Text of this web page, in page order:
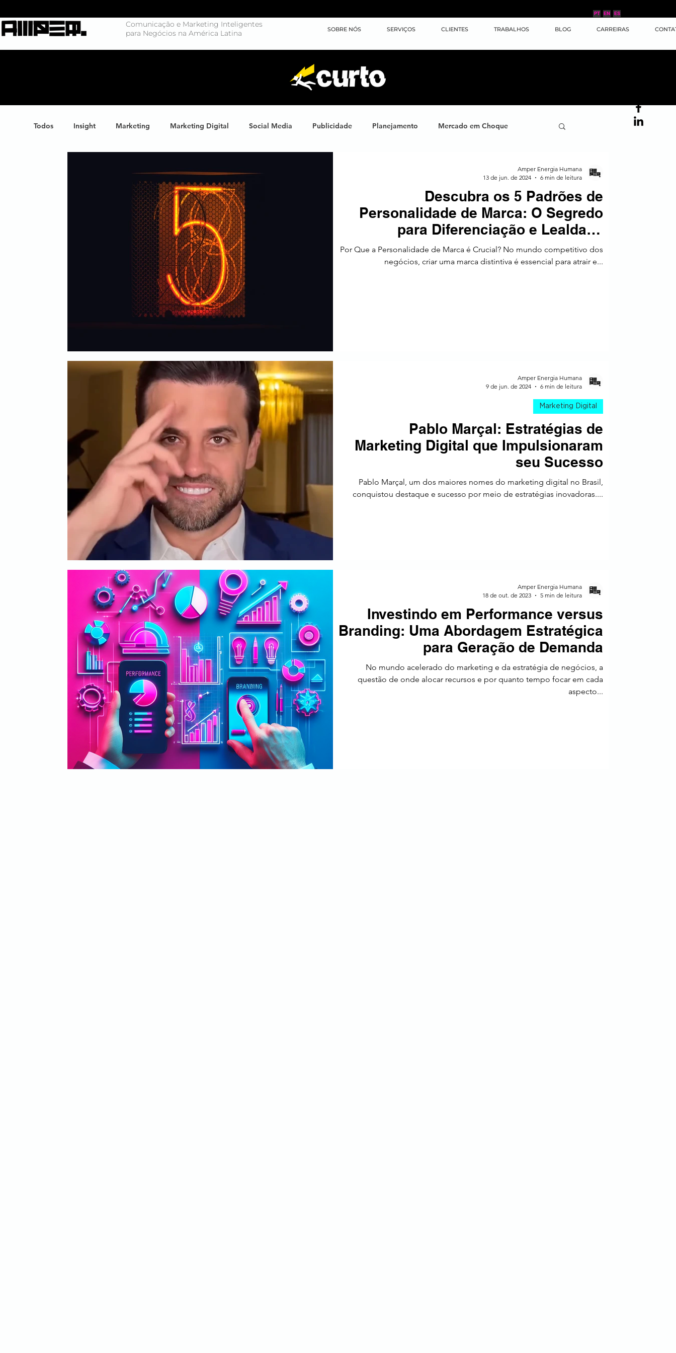
Comunicação e Marketing Inteligentes
para Negócios na América Latina
ES
EN
PT
SOBRE NÓS SERVIÇOS CLIENTES TRABALHOS BLOG CARREIRAS
Todos Insight Marketing Marketing Digital Social Media Publicidade Planejamento Mercado em Choque
Case de Sucesso
Marketing de Conteúdo Inteligência Artificial Endomarketing Marketing Esportivo Design Jornada do Cliente
Inbound Marketing B2B Eventos Tendências SEO América Latina
Descubra os 5 Padrões de
Personalidade de Marca: O Segredo
para Diferenciação e Lealdade
[Jennifer Aaker]
Por Que a Personalidade de Marca é Crucial? No mundo competitivo dos
negócios, criar uma marca distintiva é essencial para atrair e...
Amper Energia Humana
13 de jun. de 2024
6 min de leitura
Pablo Marçal: Estratégias de
Marketing Digital que Impulsionaram
seu Sucesso
Pablo Marçal, um dos maiores nomes do marketing digital no Brasil,
conquistou destaque e sucesso por meio de estratégias inovadoras....
Marketing Digital
Amper Energia Humana
9 de jun. de 2024
6 min de leitura
Investindo em Performance versus
Branding: Uma Abordagem Estratégica
para Geração de Demanda
No mundo acelerado do marketing e da estratégia de negócios, a
questão de onde alocar recursos e por quanto tempo focar em cada
aspecto...
Amper Energia Humana
18 de out. de 2023
5 min de leitura